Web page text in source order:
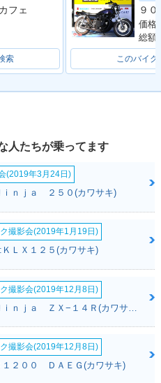
特別・限定仕様
別・限定仕様
・
ンジ
2020年 Z900RS・
カラーチェンジ
・
フェ
索
価格:
総額:
このバイ
人たちが乗ってます
(2019年3月24日)
ｉｎｊａ ２５０(カワサキ)
撮影会(2019年1月19日)
ＬＸ１２５(カワサキ)
撮影会(2019年12月8日)
撮影会(2019年12月8日)
１２００ ＤＡＥＧ(カワサキ)